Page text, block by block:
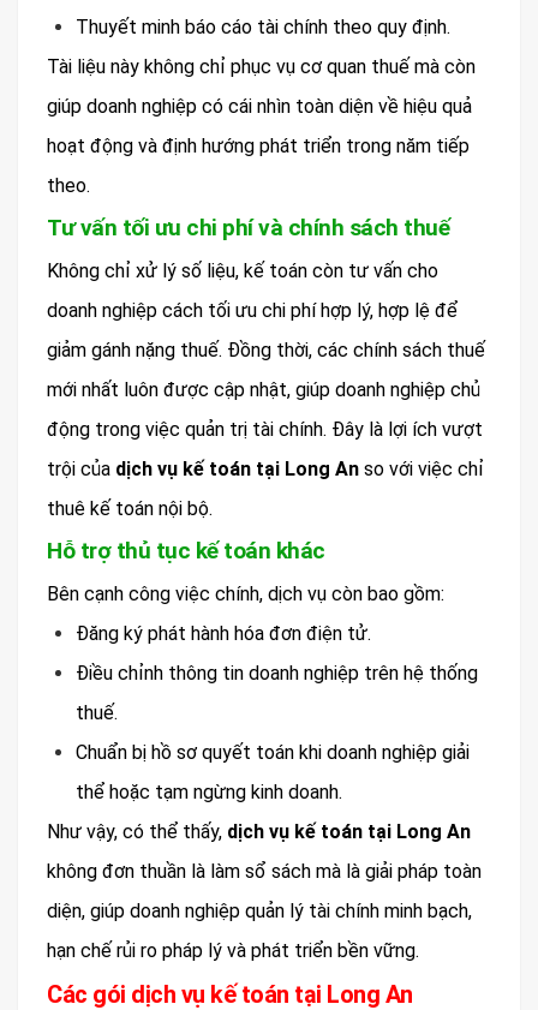
Thuyết minh báo cáo tài chính theo quy định.
Tài liệu này không chỉ phục vụ cơ quan thuế mà còn
giúp doanh nghiệp có cái nhìn toàn diện về hiệu quả
hoạt động và định hướng phát triển trong năm tiếp
theo.
Tư vấn tối ưu chi phí và chính sách thuế
Không chỉ xử lý số liệu, kế toán còn tư vấn cho
doanh nghiệp cách tối ưu chi phí hợp lý, hợp lệ để
giảm gánh nặng thuế. Đồng thời, các chính sách thuế
mới nhất luôn được cập nhật, giúp doanh nghiệp chủ
động trong việc quản trị tài chính. Đây là lợi ích vượt
trội của dịch vụ kế toán tại Long An so với việc chỉ
thuê kế toán nội bộ.
Hỗ trợ thủ tục kế toán khác
Bên cạnh công việc chính, dịch vụ còn bao gồm:
Đăng ký phát hành hóa đơn điện tử.
Điều chỉnh thông tin doanh nghiệp trên hệ thống
thuế.
Chuẩn bị hồ sơ quyết toán khi doanh nghiệp giải
thể hoặc tạm ngừng kinh doanh.
Như vậy, có thể thấy, dịch vụ kế toán tại Long An
không đơn thuần là làm sổ sách mà là giải pháp toàn
diện, giúp doanh nghiệp quản lý tài chính minh bạch,
hạn chế rủi ro pháp lý và phát triển bền vững.
Các gói dịch vụ kế toán tại Long An